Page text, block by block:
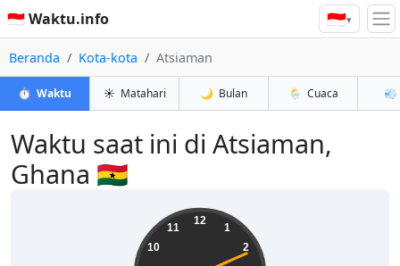
🇮🇩 Waktu.info 🇮🇩▾
Beranda Kota-kota Atsiaman
⏱️ Waktu ☀️ Matahari 🌙 Bulan 🌦️ Cuaca 💨
Waktu saat ini di Atsiaman,
Ghana 🇬🇭
12
1
2
10
11